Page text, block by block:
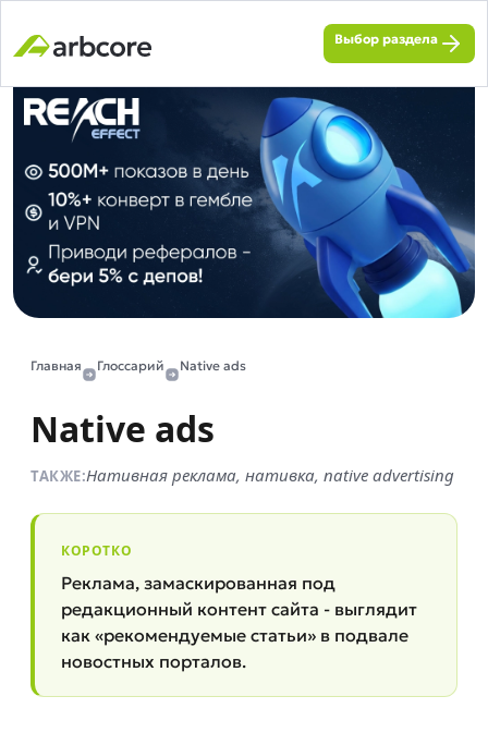
Выбор раздела
Главная Глоссарий Native ads
Native ads
ТАКЖЕ:Нативная реклама, нативка, native advertising
КОРОТКО
Реклама, замаскированная под
редакционный контент сайта - выглядит
как «рекомендуемые статьи» в подвале
новостных порталов.